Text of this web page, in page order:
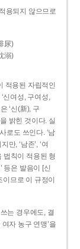
용되지 않으므로
尿)
溺)
적용된 자립적인
신여성, 구여성,
‘신(新), 구
밝힌 것이다. 실
로도 쓰인다. ‘남
만, ‘남존’, ‘여
법칙이 적용된 형
등은 발음이 [신
이므로 이 규정이
는 경우에도, 결
자 농구 연맹’을